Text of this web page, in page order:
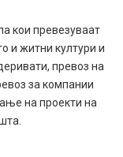
кои превезуваат
и житни култури и
превоз на
за компании
на проекти на